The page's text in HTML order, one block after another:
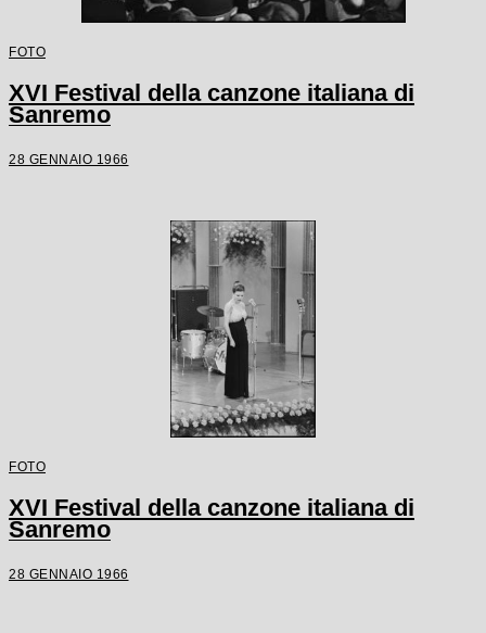
FOTO
XVI Festival della canzone italiana di
Sanremo
28 GENNAIO 1966
FOTO
XVI Festival della canzone italiana di
Sanremo
28 GENNAIO 1966